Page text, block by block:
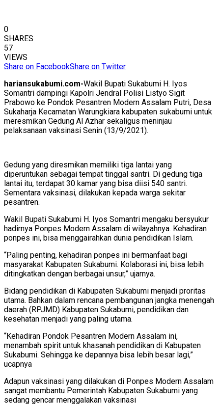
0
SHARES
57
VIEWS
Share on FacebookShare on Twitter
hariansukabumi.com-Wakil Bupati Sukabumi H. Iyos
Somantri dampingi Kapolri Jendral Polisi Listyo Sigit
Prabowo ke Pondok Pesantren Modern Assalam Putri, Desa
Sukaharja Kecamatan Warungkiara kabupaten sukabumi untuk
meresmikan Gedung Al Azhar sekaligus meninjau
pelaksanaan vaksinasi Senin (13/9/2021).
Gedung yang diresmikan memiliki tiga lantai yang
diperuntukan sebagai tempat tinggal santri. Di gedung tiga
lantai itu, terdapat 30 kamar yang bisa diisi 540 santri.
Sementara vaksinasi, dilakukan kepada warga sekitar
pesantren.
Wakil Bupati Sukabumi H. Iyos Somantri mengaku bersyukur
hadirnya Ponpes Modern Assalam di wilayahnya. Kehadiran
ponpes ini, bisa menggairahkan dunia pendidikan Islam.
“Paling penting, kehadiran ponpes ini bermanfaat bagi
masyarakat Kabupaten Sukabumi. Kolaborasi ini, bisa lebih
ditingkatkan dengan berbagai unsur,” ujarnya.
Bidang pendidikan di Kabupaten Sukabumi menjadi proritas
utama. Bahkan dalam rencana pembangunan jangka menengah
daerah (RPJMD) Kabupaten Sukabumi, pendidikan dan
kesehatan menjadi yang paling utama.
“Kehadiran Pondok Pesantren Modern Assalam ini,
menambah spirit untuk khasanah pendidikan di Kabupaten
Sukabumi. Sehingga ke depannya bisa lebih besar lagi,”
ucapnya
Adapun vaksinasi yang dilakukan di Ponpes Modern Assalam
sangat membantu Pemerintah Kabupaten Sukabumi yang
sedang gencar menggalakan vaksinasi